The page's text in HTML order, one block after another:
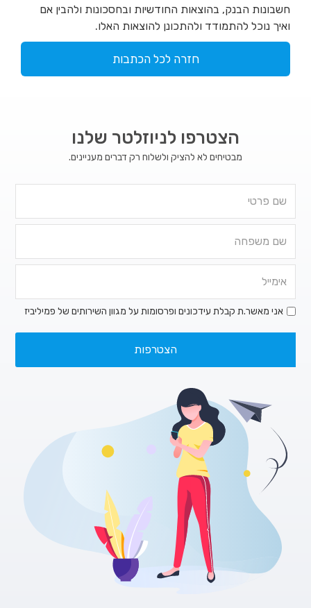
חשבונות הבנק, בהוצאות החודשיות ובחסכונות ולהבין אם
ואיך נוכל להתמודד ולהתכונן להוצאות האלו.
חזרה לכל הכתבות
הצטרפו לניוזלטר שלנו
מבטיחים לא להציק ולשלוח רק דברים מעניינים.
אני מאשר.ת קבלת עידכונים ופרסומות על מגוון השירותים של פמיליביז